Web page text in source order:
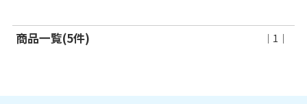
商品一覧(5件) ｜1｜